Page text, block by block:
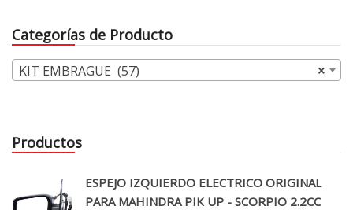
Categorías de Producto
×
KIT EMBRAGUE (57)
Productos
ESPEJO IZQUIERDO ELECTRICO ORIGINAL
PARA MAHINDRA PIK UP - SCORPIO 2.2CC